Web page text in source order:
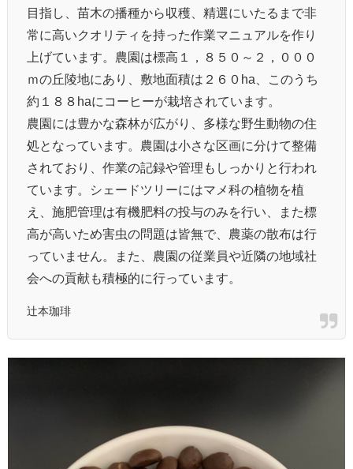
目指し、苗木の播種から収穫、精選にいたるまで非
常に高いクオリティを持った作業マニュアルを作り
上げています。農園は標高１，８５０～２，０００
ｍの丘陵地にあり、敷地面積は２６０ha、このうち
約１８８haにコーヒーが栽培されています。
農園には豊かな森林が広がり、多様な野生動物の住
処となっています。農園は小さな区画に分けて整備
されており、作業の記録や管理もしっかりと行われ
ています。シェードツリーにはマメ科の植物を植
え、施肥管理は有機肥料の投与のみを行い、また標
高が高いため害虫の問題は皆無で、農薬の散布は行
っていません。また、農園の従業員や近隣の地域社
会への貢献も積極的に行っています。
辻本珈琲